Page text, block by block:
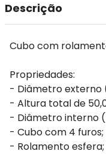
Descrição
Cubo com
Propriedades:
- Diâmetro externo
- Altura total de
- Diâmetro interno
- Cubo com 4 furos;
- Rolamento esfera;